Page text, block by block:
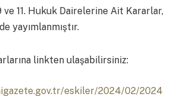
ve 11. Hukuk Dairelerine Ait Kararlar,
yayımlanmıştır.
linkten ulaşabilirsiniz:
eskiler/2024/02/2024